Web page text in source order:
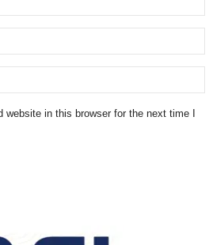
website in this browser for the next time I